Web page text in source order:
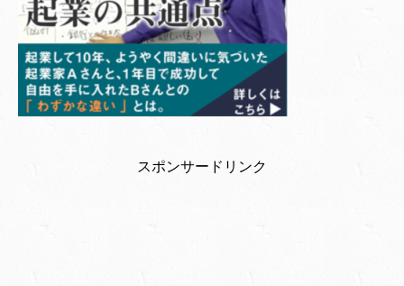
スポンサードリンク